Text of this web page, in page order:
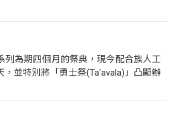
列為期四個月的祭典，現今配合族人工
，並特別將「勇士祭(Ta‘avala)」凸顯辦